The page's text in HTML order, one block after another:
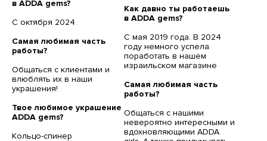
в ADDA gems?
С октября 2024
Самая любимая часть
работы?
Общаться с клиентами и
влюблять их в наши
украшения!
Твое любимое украшение
ADDA gems?
Кольцо-спинер
Как давно ты работаешь
в ADDA gems?
С мая 2019 года. В 2024
году немного успела
поработать в нашем
израильском магазине
Самая любимая часть
работы?
Общаться с нашими
невероятно интересными и
вдохновляющими ADDA